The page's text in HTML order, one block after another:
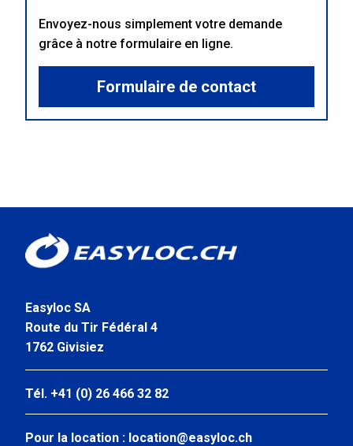
Envoyez-nous simplement votre demande
grâce à notre formulaire en ligne.
Formulaire de contact
Easyloc SA
Route du Tir Fédéral 4
1762 Givisiez
Tél. +41 (0) 26 466 32 82
Pour la location : location@easyloc.ch